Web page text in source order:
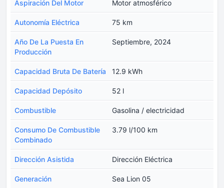
Aspiración Del Motor Motor atmosférico
Autonomía Eléctrica 75 km
Año De La Puesta En
Producción
Septiembre, 2024
Capacidad Bruta De Batería 12.9 kWh
Capacidad Depósito 52 l
Combustible Gasolina / electricidad
Consumo De Combustible
Combinado
3.79 l/100 km
Dirección Asistida Dirección Eléctrica
Generación Sea Lion 05